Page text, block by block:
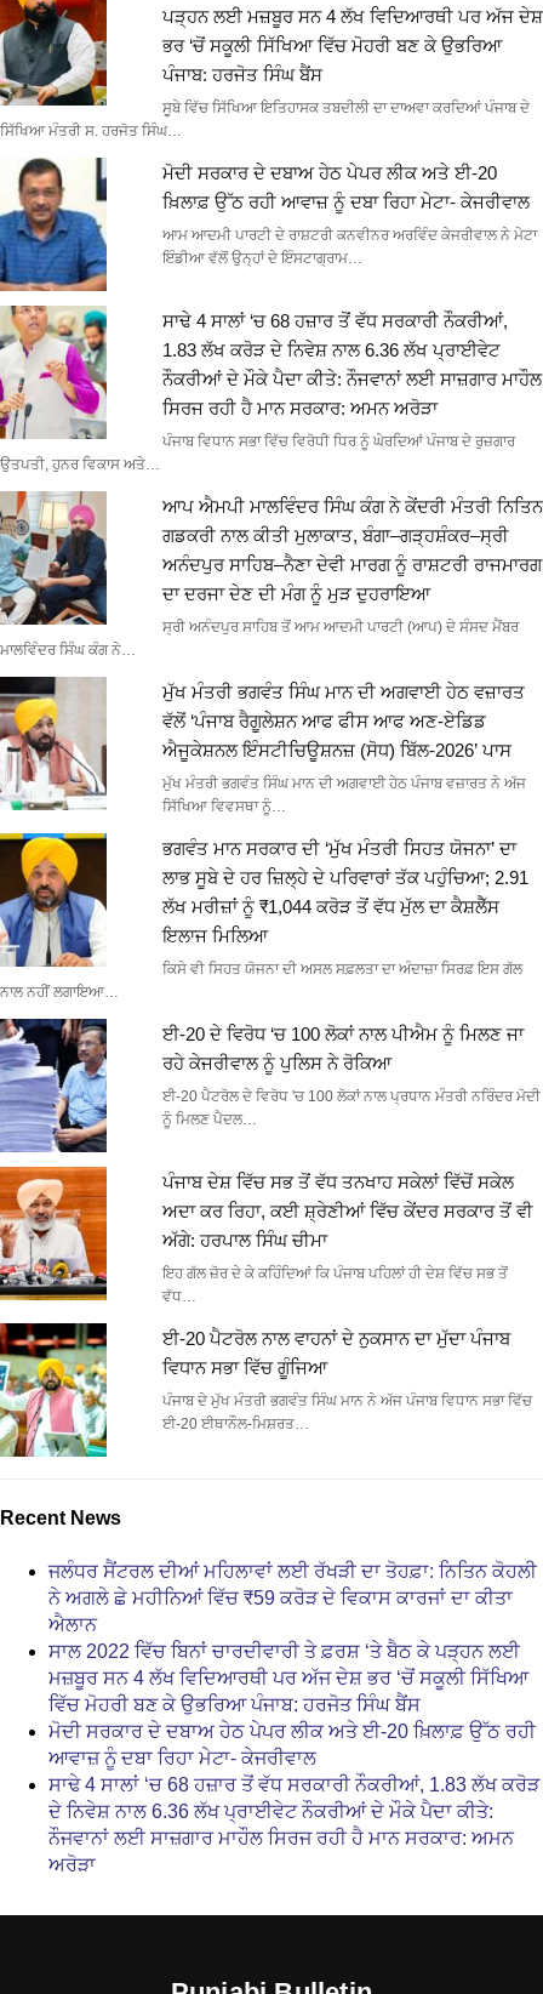
ਪੜ੍ਹਨ ਲਈ ਮਜ਼ਬੂਰ ਸਨ 4 ਲੱਖ ਵਿਦਿਆਰਥੀ ਪਰ ਅੱਜ ਦੇਸ਼
ਭਰ ‘ਚੋਂ ਸਕੂਲੀ ਸਿੱਖਿਆ ਵਿੱਚ ਮੋਹਰੀ ਬਣ ਕੇ ਉਭਰਿਆ
ਪੰਜਾਬ: ਹਰਜੋਤ ਸਿੰਘ ਬੈਂਸ
ਸੂਬੇ ਵਿੱਚ ਸਿੱਖਿਆ ਇਤਿਹਾਸਕ ਤਬਦੀਲੀ ਦਾ ਦਾਅਵਾ ਕਰਦਿਆਂ ਪੰਜਾਬ ਦੇ
ਸਿੱਖਿਆ ਮੰਤਰੀ ਸ. ਹਰਜੋਤ ਸਿੰਘ…
ਮੋਦੀ ਸਰਕਾਰ ਦੇ ਦਬਾਅ ਹੇਠ ਪੇਪਰ ਲੀਕ ਅਤੇ ਈ-20
ਖ਼ਿਲਾਫ਼ ਉੱਠ ਰਹੀ ਆਵਾਜ਼ ਨੂੰ ਦਬਾ ਰਿਹਾ ਮੇਟਾ- ਕੇਜਰੀਵਾਲ
ਆਮ ਆਦਮੀ ਪਾਰਟੀ ਦੇ ਰਾਸ਼ਟਰੀ ਕਨਵੀਨਰ ਅਰਵਿੰਦ ਕੇਜਰੀਵਾਲ ਨੇ ਮੇਟਾ
ਇੰਡੀਆ ਵੱਲੋਂ ਉਨ੍ਹਾਂ ਦੇ ਇੰਸਟਾਗ੍ਰਾਮ…
ਸਾਢੇ 4 ਸਾਲਾਂ ‘ਚ 68 ਹਜ਼ਾਰ ਤੋਂ ਵੱਧ ਸਰਕਾਰੀ ਨੌਕਰੀਆਂ,
1.83 ਲੱਖ ਕਰੋੜ ਦੇ ਨਿਵੇਸ਼ ਨਾਲ 6.36 ਲੱਖ ਪ੍ਰਾਈਵੇਟ
ਨੌਕਰੀਆਂ ਦੇ ਮੌਕੇ ਪੈਦਾ ਕੀਤੇ: ਨੌਜਵਾਨਾਂ ਲਈ ਸਾਜ਼ਗਾਰ ਮਾਹੌਲ
ਸਿਰਜ ਰਹੀ ਹੈ ਮਾਨ ਸਰਕਾਰ: ਅਮਨ ਅਰੋੜਾ
ਪੰਜਾਬ ਵਿਧਾਨ ਸਭਾ ਵਿੱਚ ਵਿਰੋਧੀ ਧਿਰ ਨੂੰ ਘੇਰਦਿਆਂ ਪੰਜਾਬ ਦੇ ਰੁਜ਼ਗਾਰ
ਉਤਪਤੀ, ਹੁਨਰ ਵਿਕਾਸ ਅਤੇ…
ਆਪ ਐਮਪੀ ਮਾਲਵਿੰਦਰ ਸਿੰਘ ਕੰਗ ਨੇ ਕੇਂਦਰੀ ਮੰਤਰੀ ਨਿਤਿਨ
ਗਡਕਰੀ ਨਾਲ ਕੀਤੀ ਮੁਲਾਕਾਤ, ਬੰਗਾ–ਗੜ੍ਹਸ਼ੰਕਰ–ਸ੍ਰੀ
ਅਨੰਦਪੁਰ ਸਾਹਿਬ–ਨੈਣਾ ਦੇਵੀ ਮਾਰਗ ਨੂੰ ਰਾਸ਼ਟਰੀ ਰਾਜਮਾਰਗ
ਦਾ ਦਰਜਾ ਦੇਣ ਦੀ ਮੰਗ ਨੂੰ ਮੁੜ ਦੁਹਰਾਇਆ
ਸ੍ਰੀ ਅਨੰਦਪੁਰ ਸਾਹਿਬ ਤੋਂ ਆਮ ਆਦਮੀ ਪਾਰਟੀ (ਆਪ) ਦੇ ਸੰਸਦ ਮੈਂਬਰ
ਮਾਲਵਿੰਦਰ ਸਿੰਘ ਕੰਗ ਨੇ…
ਮੁੱਖ ਮੰਤਰੀ ਭਗਵੰਤ ਸਿੰਘ ਮਾਨ ਦੀ ਅਗਵਾਈ ਹੇਠ ਵਜ਼ਾਰਤ
ਵੱਲੋਂ ‘ਪੰਜਾਬ ਰੈਗੂਲੇਸ਼ਨ ਆਫ ਫੀਸ ਆਫ ਅਣ-ਏਡਿਡ
ਐਜੂਕੇਸ਼ਨਲ ਇੰਸਟੀਚਿਊਸ਼ਨਜ਼ (ਸੋਧ) ਬਿੱਲ-2026’ ਪਾਸ
ਮੁੱਖ ਮੰਤਰੀ ਭਗਵੰਤ ਸਿੰਘ ਮਾਨ ਦੀ ਅਗਵਾਈ ਹੇਠ ਪੰਜਾਬ ਵਜ਼ਾਰਤ ਨੇ ਅੱਜ
ਸਿੱਖਿਆ ਵਿਵਸਥਾ ਨੂੰ…
ਭਗਵੰਤ ਮਾਨ ਸਰਕਾਰ ਦੀ ‘ਮੁੱਖ ਮੰਤਰੀ ਸਿਹਤ ਯੋਜਨਾ’ ਦਾ
ਲਾਭ ਸੂਬੇ ਦੇ ਹਰ ਜ਼ਿਲ੍ਹੇ ਦੇ ਪਰਿਵਾਰਾਂ ਤੱਕ ਪਹੁੰਚਿਆ; 2.91
ਲੱਖ ਮਰੀਜ਼ਾਂ ਨੂੰ ₹1,044 ਕਰੋੜ ਤੋਂ ਵੱਧ ਮੁੱਲ ਦਾ ਕੈਸ਼ਲੈੱਸ
ਇਲਾਜ ਮਿਲਿਆ
ਕਿਸੇ ਵੀ ਸਿਹਤ ਯੋਜਨਾ ਦੀ ਅਸਲ ਸਫ਼ਲਤਾ ਦਾ ਅੰਦਾਜ਼ਾ ਸਿਰਫ਼ ਇਸ ਗੱਲ
ਨਾਲ ਨਹੀਂ ਲਗਾਇਆ…
ਈ-20 ਦੇ ਵਿਰੋਧ ‘ਚ 100 ਲੋਕਾਂ ਨਾਲ ਪੀਐਮ ਨੂੰ ਮਿਲਣ ਜਾ
ਰਹੇ ਕੇਜਰੀਵਾਲ ਨੂੰ ਪੁਲਿਸ ਨੇ ਰੋਕਿਆ
ਈ-20 ਪੈਟਰੋਲ ਦੇ ਵਿਰੋਧ 'ਚ 100 ਲੋਕਾਂ ਨਾਲ ਪ੍ਰਧਾਨ ਮੰਤਰੀ ਨਰਿੰਦਰ ਮੋਦੀ
ਨੂੰ ਮਿਲਣ ਪੈਦਲ…
ਪੰਜਾਬ ਦੇਸ਼ ਵਿੱਚ ਸਭ ਤੋਂ ਵੱਧ ਤਨਖਾਹ ਸਕੇਲਾਂ ਵਿੱਚੋਂ ਸਕੇਲ
ਅਦਾ ਕਰ ਰਿਹਾ, ਕਈ ਸ਼੍ਰੇਣੀਆਂ ਵਿੱਚ ਕੇਂਦਰ ਸਰਕਾਰ ਤੋਂ ਵੀ
ਅੱਗੇ: ਹਰਪਾਲ ਸਿੰਘ ਚੀਮਾ
ਇਹ ਗੱਲ ਜ਼ੋਰ ਦੇ ਕੇ ਕਹਿੰਦਿਆਂ ਕਿ ਪੰਜਾਬ ਪਹਿਲਾਂ ਹੀ ਦੇਸ਼ ਵਿੱਚ ਸਭ ਤੋਂ
ਵੱਧ…
ਈ-20 ਪੈਟਰੋਲ ਨਾਲ ਵਾਹਨਾਂ ਦੇ ਨੁਕਸਾਨ ਦਾ ਮੁੱਦਾ ਪੰਜਾਬ
ਵਿਧਾਨ ਸਭਾ ਵਿੱਚ ਗੂੰਜਿਆ
ਪੰਜਾਬ ਦੇ ਮੁੱਖ ਮੰਤਰੀ ਭਗਵੰਤ ਸਿੰਘ ਮਾਨ ਨੇ ਅੱਜ ਪੰਜਾਬ ਵਿਧਾਨ ਸਭਾ ਵਿੱਚ
ਈ-20 ਈਥਾਨੌਲ-ਮਿਸ਼ਰਤ…
Recent News
ਜਲੰਧਰ ਸੈਂਟਰਲ ਦੀਆਂ ਮਹਿਲਾਵਾਂ ਲਈ ਰੱਖੜੀ ਦਾ ਤੋਹਫ਼ਾ: ਨਿਤਿਨ ਕੋਹਲੀ
ਨੇ ਅਗਲੇ ਛੇ ਮਹੀਨਿਆਂ ਵਿੱਚ ₹59 ਕਰੋੜ ਦੇ ਵਿਕਾਸ ਕਾਰਜਾਂ ਦਾ ਕੀਤਾ
ਐਲਾਨ
ਸਾਲ 2022 ਵਿੱਚ ਬਿਨਾਂ ਚਾਰਦੀਵਾਰੀ ਤੇ ਫ਼ਰਸ਼ ‘ਤੇ ਬੈਠ ਕੇ ਪੜ੍ਹਨ ਲਈ
ਮਜ਼ਬੂਰ ਸਨ 4 ਲੱਖ ਵਿਦਿਆਰਥੀ ਪਰ ਅੱਜ ਦੇਸ਼ ਭਰ ‘ਚੋਂ ਸਕੂਲੀ ਸਿੱਖਿਆ
ਵਿੱਚ ਮੋਹਰੀ ਬਣ ਕੇ ਉਭਰਿਆ ਪੰਜਾਬ: ਹਰਜੋਤ ਸਿੰਘ ਬੈਂਸ
ਮੋਦੀ ਸਰਕਾਰ ਦੇ ਦਬਾਅ ਹੇਠ ਪੇਪਰ ਲੀਕ ਅਤੇ ਈ-20 ਖ਼ਿਲਾਫ਼ ਉੱਠ ਰਹੀ
ਆਵਾਜ਼ ਨੂੰ ਦਬਾ ਰਿਹਾ ਮੇਟਾ- ਕੇਜਰੀਵਾਲ
ਸਾਢੇ 4 ਸਾਲਾਂ ‘ਚ 68 ਹਜ਼ਾਰ ਤੋਂ ਵੱਧ ਸਰਕਾਰੀ ਨੌਕਰੀਆਂ, 1.83 ਲੱਖ ਕਰੋੜ
ਦੇ ਨਿਵੇਸ਼ ਨਾਲ 6.36 ਲੱਖ ਪ੍ਰਾਈਵੇਟ ਨੌਕਰੀਆਂ ਦੇ ਮੌਕੇ ਪੈਦਾ ਕੀਤੇ:
ਨੌਜਵਾਨਾਂ ਲਈ ਸਾਜ਼ਗਾਰ ਮਾਹੌਲ ਸਿਰਜ ਰਹੀ ਹੈ ਮਾਨ ਸਰਕਾਰ: ਅਮਨ
ਅਰੋੜਾ